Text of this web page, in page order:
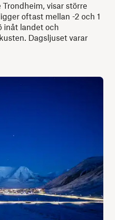
visar större
oftast mellan -2 och 1
inåt landet och
Dagsljuset varar